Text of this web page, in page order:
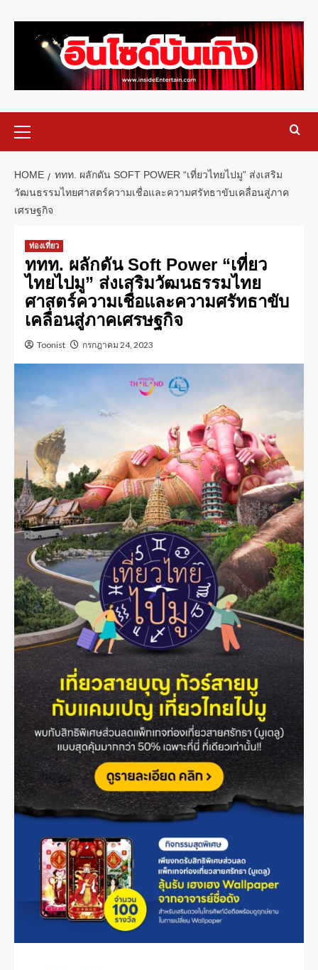
HOME
ททท. ผลักดัน SOFT POWER “เที่ยวไทยไปมู” ส่งเสริม
วัฒนธรรมไทยศาสตร์ความเชื่อและความศรัทธาขับเคลื่อนสู่ภาค
เศรษฐกิจ
ท่องเที่ยว
ททท. ผลักดัน Soft Power “เที่ยว
ไทยไปมู” ส่งเสริมวัฒนธรรมไทย
ศาสตร์ความเชื่อและความศรัทธาขับ
เคลื่อนสู่ภาคเศรษฐกิจ
Toonist กรกฎาคม 24, 2023